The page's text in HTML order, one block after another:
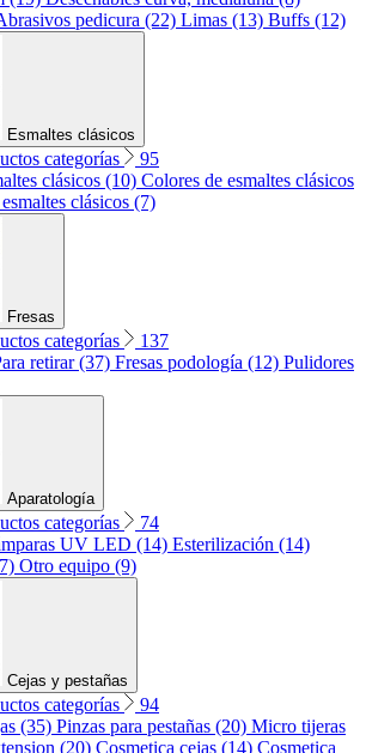
pedicura (22) Limas (13) Buffs (12)
Esmaltes clásicos
categorías
95
clásicos (10) Colores de esmaltes clásicos
clásicos (7)
Fresas
categorías
137
retirar (37) Fresas podología (12) Pulidores
Aparatología
categorías
74
UV LED (14) Esterilización (14)
Otro equipo (9)
Cejas y pestañas
categorías
94
(35) Pinzas para pestañas (20) Micro tijeras
(20) Cosmetica cejas (14) Cosmetica